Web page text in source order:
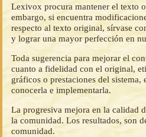
Lexivox procura mantener el texto
embargo, si encuentra
respecto al texto original, sírvase
y lograr una mayor perfección en
Toda sugerencia para mejorar el
cuanto a fidelidad con el original,
gráficos o prestaciones del sistema,
conocerla e implementarla.
La progresiva mejora en la calidad
la comunidad. Los resultados, son
comunidad.